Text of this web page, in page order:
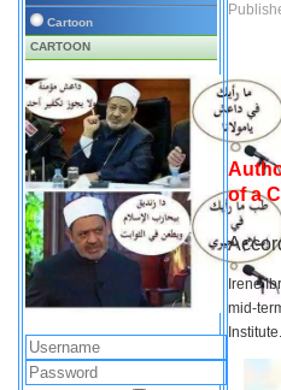
Cartoon
CARTOON
of a
Irene
mid-
Institute.